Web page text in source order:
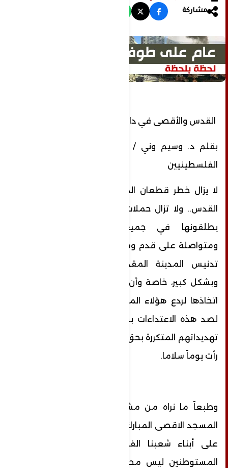
مشاركة
القدس والأقصى في دائرة الخطر
بقلم د. وسيم وني / عضو نقابة الصحفيين
الفلسطينيين
لا يزال خطر قطعان المتطرفين يُحاصر مدينة
القدس.. ولا تزال حملات التهديد والوعيد التي
يطلقونها في جميع المناسبات قائمة
ومتواصلة على قدم وساق... وبالطبع محاولات
تدنيس المدينة المقدسة لا تزال موجودة
وبشكل كبير، خاصة وأن هذه الإجراءات التي تم
اتخاذها لردع هؤلاء المتطرفين لم تكن كافية
لصد هذه الاعتداءات بصفة نهائية عن تجديد
تهديداتهم المتكررة بحق مدينة السلام والتي ما
رأت يوماً سلاما.
وطبعاً ما نراه من مشاهد يومية في باحات
المسجد الاقصى المبارك من تدنيس واعتداءات
على أبناء شعبنا الفلسطيني من قطعان
المستوطنين ليس محض مصادفة، بل هذه